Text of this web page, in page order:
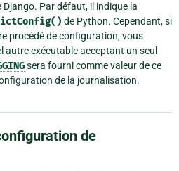
Par défaut, il indique la
de Python. Cependant, si
procédé de configuration, vous
autre exécutable acceptant un seul
sera fourni comme valeur de ce
de la journalisation.
de